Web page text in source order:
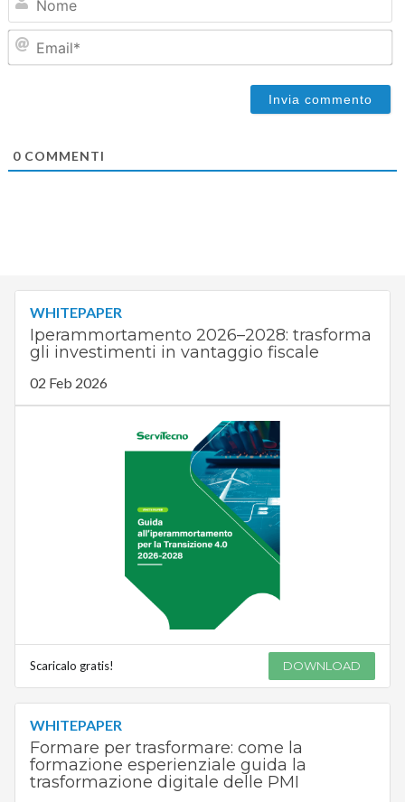
0COMMENTI
WHITEPAPER
Iperammortamento 2026–2028: trasforma
gli investimenti in vantaggio fiscale
02 Feb 2026
Scaricalo gratis! DOWNLOAD
WHITEPAPER
Formare per trasformare: come la
formazione esperienziale guida la
trasformazione digitale delle PMI